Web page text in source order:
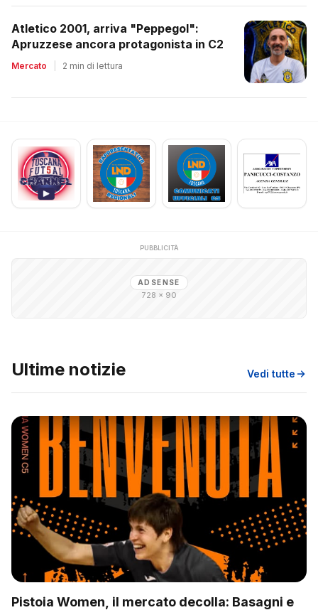
Atletico 2001, arriva "Peppegol":
Apruzzese ancora protagonista in C2
Mercato 2 min di lettura
PUBBLICITÀ
ADSENSE
728 × 90
Ultime notizie Vedi tutte
Pistoia Women, il mercato decolla: Basagni e